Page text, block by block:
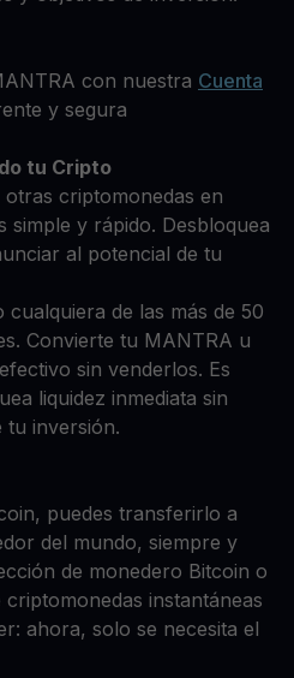
con nuestra Cuenta
y segura
tu Cripto
criptomonedas en
simple y rápido. Desbloquea
al potencial de tu
cualquiera de las más de 50
Convierte tu MANTRA u
sin venderlos. Es
liquidez inmediata sin
tu inversión.
puedes transferirlo a
del mundo, siempre y
de monedero Bitcoin o
instantáneas
ahora, solo se necesita el